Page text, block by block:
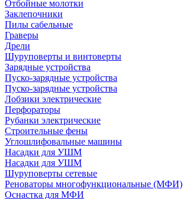
Отбойные молотки
Заклепочники
Пилы сабельные
Граверы
Дрели
Шуруповерты и винтоверты
Зарядные устройства
Пуско-зарядные устройства
Пуско-зарядные устройства
Лобзики электрические
Перфораторы
Рубанки электрические
Строительные фены
Углошлифовальные машины
Насадки для УШМ
Насадки для УШМ
Шуруповерты сетевые
Реноваторы многофункциональные (МФИ)
Оснастка для МФИ